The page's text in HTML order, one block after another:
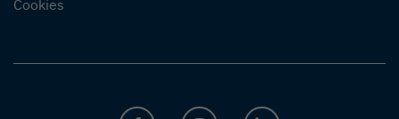
Cookies